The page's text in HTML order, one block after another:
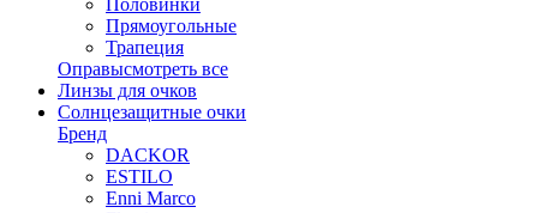
Прямоугольные
Трапеция
Оправысмотреть все
Линзы для очков
Солнцезащитные очки
Бренд
DACKOR
ESTILO
Enni Marco